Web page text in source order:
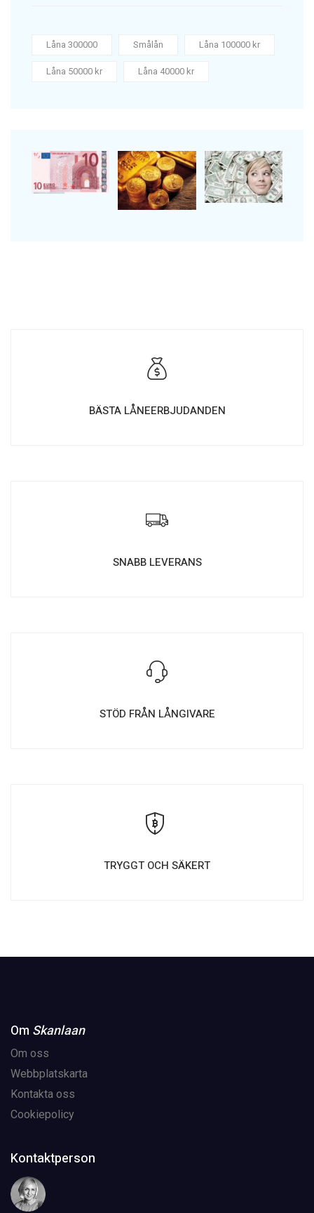
Låna 300000 Smålån Låna 100000 kr
Låna 50000 kr Låna 40000 kr
BÄSTA LÅNEERBJUDANDEN
SNABB LEVERANS
STÖD FRÅN LÅNGIVARE
TRYGGT OCH SÄKERT
Om Skanlaan
Om oss
Webbplatskarta
Kontakta oss
Cookiepolicy
Kontaktperson